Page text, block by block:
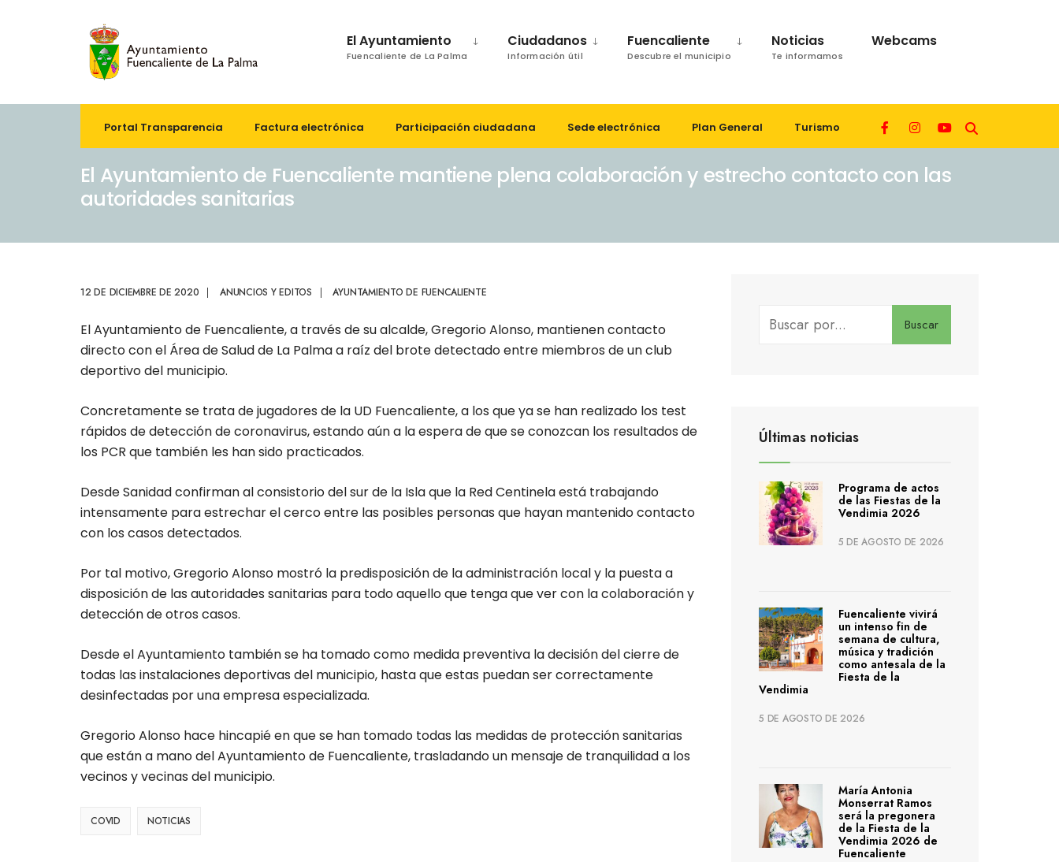
El Ayuntamiento
Fuencaliente de La Palma
Ciudadanos
Información útil
Fuencaliente
Descubre el municipio
Noticias
Te informamos
Webcams
Portal Transparencia Factura electrónica Participación ciudadana Sede electrónica Plan General Turismo
El Ayuntamiento de Fuencaliente mantiene plena colaboración y estrecho contacto con las
autoridades sanitarias
12 DE DICIEMBRE DE 2020 | ANUNCIOS Y EDITOS | AYUNTAMIENTO DE FUENCALIENTE
El Ayuntamiento de Fuencaliente, a través de su alcalde, Gregorio Alonso, mantienen contacto
directo con el Área de Salud de La Palma a raíz del brote detectado entre miembros de un club
deportivo del municipio.
Concretamente se trata de jugadores de la UD Fuencaliente, a los que ya se han realizado los test
rápidos de detección de coronavirus, estando aún a la espera de que se conozcan los resultados de
los PCR que también les han sido practicados.
Desde Sanidad confirman al consistorio del sur de la Isla que la Red Centinela está trabajando
intensamente para estrechar el cerco entre las posibles personas que hayan mantenido contacto
con los casos detectados.
Por tal motivo, Gregorio Alonso mostró la predisposición de la administración local y la puesta a
disposición de las autoridades sanitarias para todo aquello que tenga que ver con la colaboración y
detección de otros casos.
Desde el Ayuntamiento también se ha tomado como medida preventiva la decisión del cierre de
todas las instalaciones deportivas del municipio, hasta que estas puedan ser correctamente
desinfectadas por una empresa especializada.
Gregorio Alonso hace hincapié en que se han tomado todas las medidas de protección sanitarias
que están a mano del Ayuntamiento de Fuencaliente, trasladando un mensaje de tranquilidad a los
vecinos y vecinas del municipio.
COVID NOTICIAS
Buscar
Últimas noticias
Programa de actos
de las Fiestas de la
Vendimia 2026
5 DE AGOSTO DE 2026
Fuencaliente vivirá
un intenso fin de
semana de cultura,
música y tradición
como antesala de la
Fiesta de la
Vendimia
5 DE AGOSTO DE 2026
María Antonia
Monserrat Ramos
será la pregonera
de la Fiesta de la
Vendimia 2026 de
Fuencaliente